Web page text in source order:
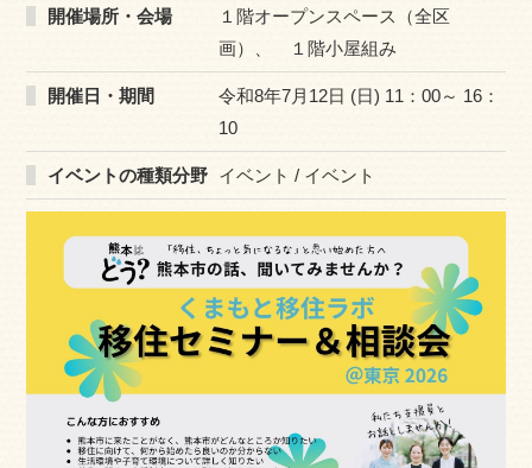
開催場所・会場
１階オープンスペース（全区
画）、 １階小屋組み
開催日・期間
令和8年7月12日 (日) 11：00～ 16：
10
イベントの種類分野 イベント / イベント